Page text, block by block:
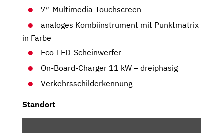
7″-Multimedia-Touchscreen
analoges Kombiinstrument mit Punktmatrix
in Farbe
Eco-LED-Scheinwerfer
On-Board-Charger 11 kW – dreiphasig
Verkehrsschilderkennung
Standort